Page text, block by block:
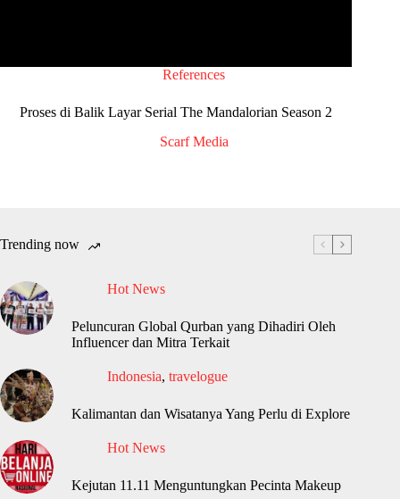
References
Proses di Balik Layar Serial The Mandalorian Season 2
Scarf Media
Trending now
Hot News
Peluncuran Global Qurban yang Dihadiri Oleh
Influencer dan Mitra Terkait
Indonesia, travelogue
Kalimantan dan Wisatanya Yang Perlu di Explore
Hot News
Kejutan 11.11 Menguntungkan Pecinta Makeup